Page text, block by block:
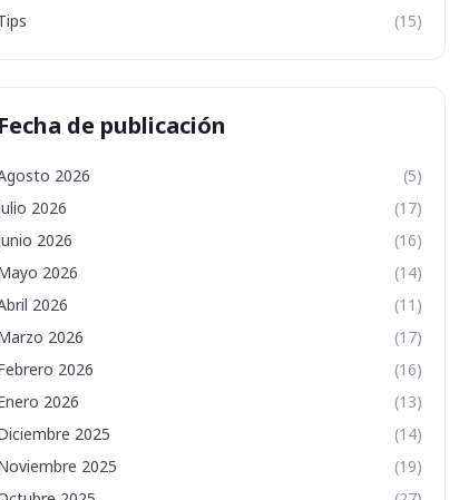
(15)
Fecha de publicación
2026
(5)
2026
(17)
2026
(16)
2026
(14)
2026
(11)
2026
(17)
2026
(16)
2026
(13)
2025
(14)
2025
(19)